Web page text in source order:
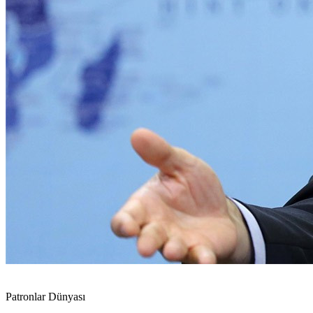
Patronlar Dünyası